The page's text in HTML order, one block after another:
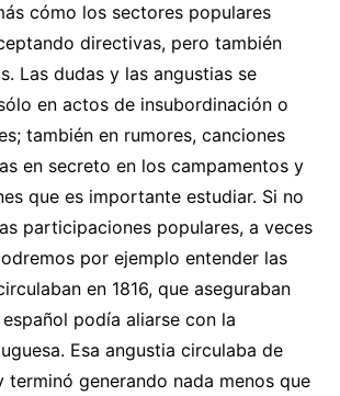
cómo los sectores populares
directivas, pero también
Las dudas y las angustias se
en actos de insubordinación o
también en rumores, canciones
en secreto en los campamentos y
que es importante estudiar. Si no
participaciones populares, a veces
por ejemplo entender las
en 1816, que aseguraban
podía aliarse con la
Esa angustia circulaba de
terminó generando nada menos que